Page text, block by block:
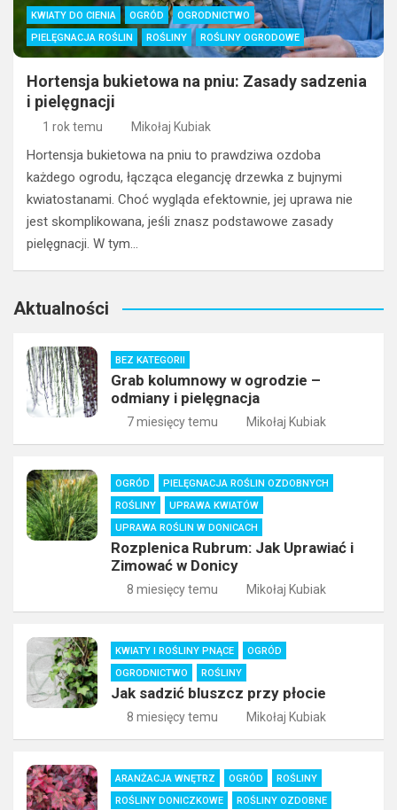
KWIATY DO CIENIA OGRÓD
OGRODNICTWO
PIELĘGNACJA ROŚLIN
ROŚLINY ROŚLINY OGRODOWE
Hortensja bukietowa na pniu: Zasady sadzenia
i pielęgnacji
1 rok temu Mikołaj Kubiak
Hortensja bukietowa na pniu to prawdziwa ozdoba
każdego ogrodu, łącząca elegancję drzewka z bujnymi
kwiatostanami. Choć wygląda efektownie, jej uprawa nie
jest skomplikowana, jeśli znasz podstawowe zasady
pielęgnacji. W tym…
Aktualności
BEZ KATEGORII
Grab kolumnowy w ogrodzie –
odmiany i pielęgnacja
7 miesięcy temu Mikołaj Kubiak
OGRÓD
PIELĘGNACJA ROŚLIN OZDOBNYCH
ROŚLINY
UPRAWA KWIATÓW
UPRAWA ROŚLIN W DONICACH
Rozplenica Rubrum: Jak Uprawiać i
Zimować w Donicy
8 miesięcy temu Mikołaj Kubiak
KWIATY I ROŚLINY PNĄCE
OGRÓD
OGRODNICTWO
ROŚLINY
Jak sadzić bluszcz przy płocie
8 miesięcy temu Mikołaj Kubiak
ARANŻACJA WNĘTRZ OGRÓD
ROŚLINY
ROŚLINY DONICZKOWE
ROŚLINY OZDOBNE